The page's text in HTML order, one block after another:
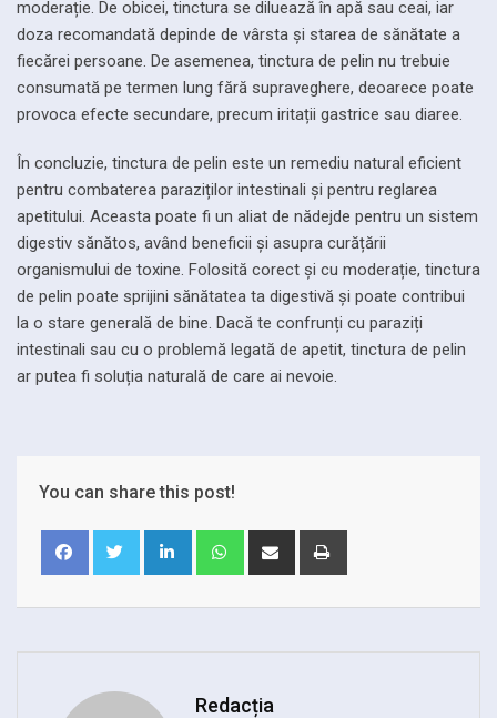
moderație. De obicei, tinctura se diluează în apă sau ceai, iar
doza recomandată depinde de vârsta și starea de sănătate a
fiecărei persoane. De asemenea, tinctura de pelin nu trebuie
consumată pe termen lung fără supraveghere, deoarece poate
provoca efecte secundare, precum iritații gastrice sau diaree.
În concluzie, tinctura de pelin este un remediu natural eficient
pentru combaterea paraziților intestinali și pentru reglarea
apetitului. Aceasta poate fi un aliat de nădejde pentru un sistem
digestiv sănătos, având beneficii și asupra curățării
organismului de toxine. Folosită corect și cu moderație, tinctura
de pelin poate sprijini sănătatea ta digestivă și poate contribui
la o stare generală de bine. Dacă te confrunți cu paraziți
intestinali sau cu o problemă legată de apetit, tinctura de pelin
ar putea fi soluția naturală de care ai nevoie.
You can share this post!
LinkedIn WhatsappShare
Redacția